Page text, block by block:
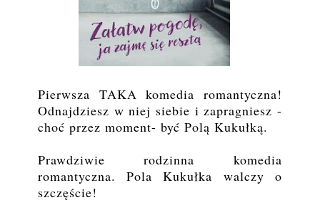
Pierwsza TAKA komedia romantyczna!
Odnajdziesz w niej siebie i zapragniesz -
choć przez moment- być Polą Kukułką.
Prawdziwie rodzinna komedia
romantyczna. Pola Kukułka walczy o
szczęście!